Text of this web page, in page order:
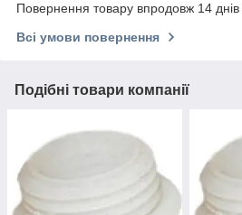
Повернення товару впродовж 14
Всі умови повернення
Подібні товари компанії